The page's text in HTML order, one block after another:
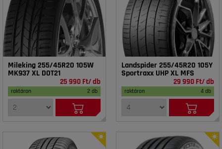
Mileking 255/45R20 105W
MK937 XL DOT21
25 990 Ft/ db
raktáron 2 db
Landspider 255/45R20 105Y
Sportraxx UHP XL MFS
29 990 Ft/ db
raktáron 4 db